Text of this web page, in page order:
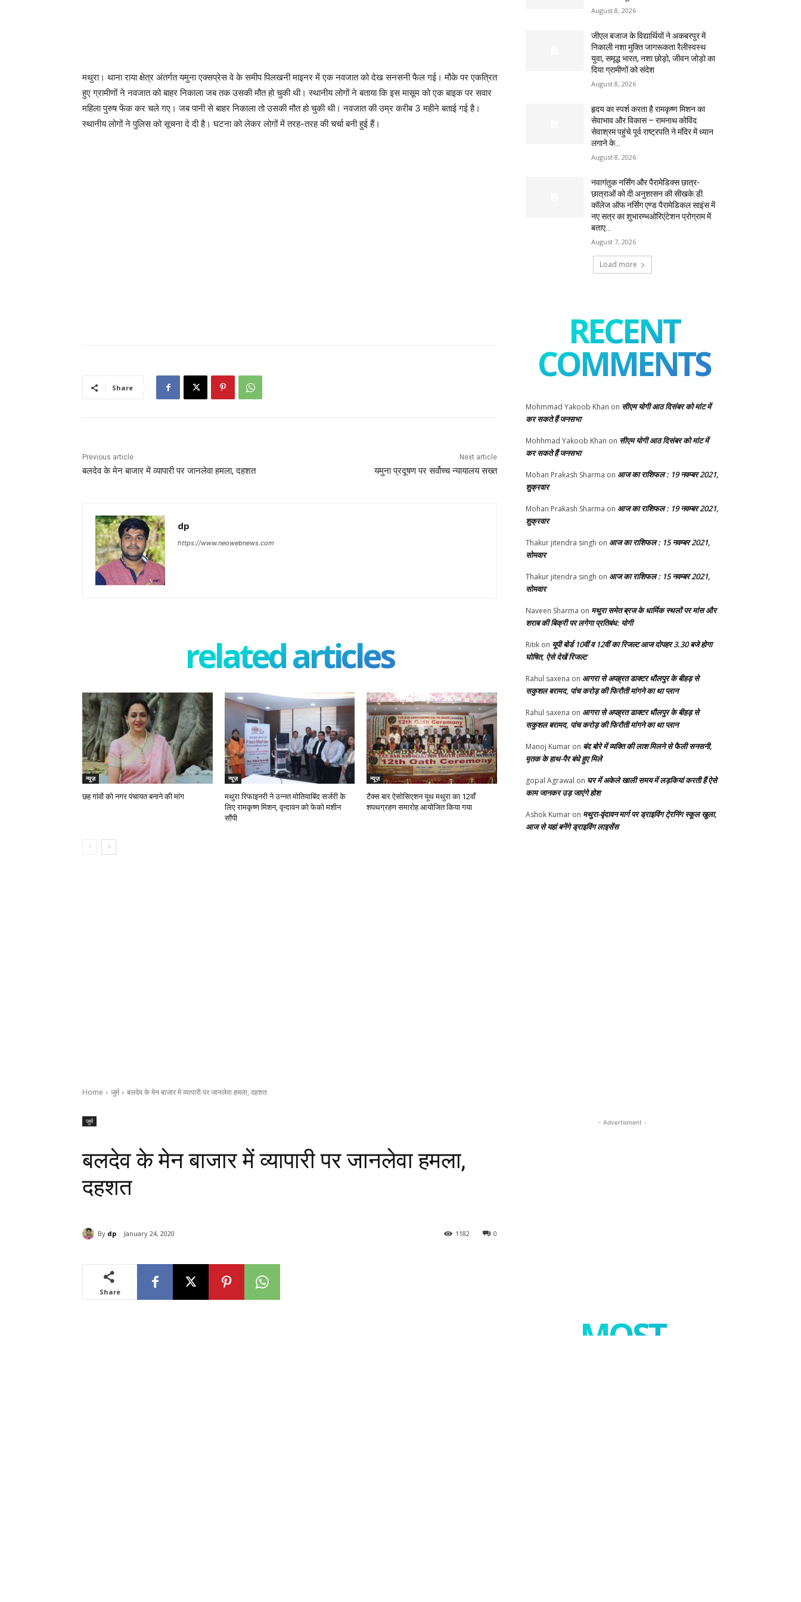
मथुरा। थाना राया क्षेत्र अंतर्गत यमुना एक्सप्रेस वे के समीप पिलखनी माइनर में एक नवजात को देख सनसनी फैल गई। मौके पर एकत्रित
हुए ग्रामीणों ने नवजात को बाहर निकाला जब तक उसकी मौत हो चुकी थी। स्थानीय लोगों ने बताया कि इस मासूम को एक बाइक पर सवार
महिला पुरुष फेंक कर चले गए। जब पानी से बाहर निकाला तो उसकी मौत हो चुकी थी। नवजात की उम्र करीब 3 महीने बताई गई है।
स्थानीय लोगों ने पुलिस को सूचना दे दी है। घटना को लेकर लोगों में तरह-तरह की चर्चा बनी हुई हैं।
Share
Previous article
बलदेव के मेन बाजार में व्यापारी पर जानलेवा हमला, दहशत
Next article
यमुना प्रदूषण पर सर्वोच्च न्यायालय सख्त
dp
https://www.neowebnews.com
related articles
न्यूज़
छह गांवों को नगर पंचायत बनाने की मांग
न्यूज़
मथुरा रिफाइनरी ने उन्नत मोतियाबिंद सर्जरी के
लिए रामकृष्ण मिशन, वृन्दावन को फेको मशीन
सौंपी
न्यूज़
टैक्स बार ऐसोसिएशन यूथ मथुरा का 12वाँ
शपथग्रहण समारोह आयोजित किया गया
August 8, 2026
जीएल बजाज के विद्यार्थियों ने अकबरपुर में
निकाली नशा मुक्ति जागरूकता रैलीस्वस्थ
युवा, समृद्ध भारत, नशा छोड़ो, जीवन जोड़ो का
दिया ग्रामीणों को संदेश
August 8, 2026
हृदय का स्पर्श करता है रामकृष्ण मिशन का
सेवाभाव और विकास – रामनाथ कोविंद
सेवाश्रम पहुंचे पूर्व राष्ट्रपति ने मंदिर में ध्यान
लगाने के...
August 8, 2026
नवागंतुक नर्सिंग और पैरामेडिक्स छात्र-
छात्राओं को दी अनुशासन की सीखके.डी.
कॉलेज ऑफ नर्सिंग एण्ड पैरामेडिकल साइंस में
नए सत्र का शुभारम्भओरिएंटेशन प्रोग्राम में
बताए...
August 7, 2026
Load more
RECENT
COMMENTS
Mohmmad Yakoob Khan on सीएम योगी आठ दिसंबर को मांट में
कर सकते हैं जनसभा
Mohhmad Yakoob Khan on सीएम योगी आठ दिसंबर को मांट में
कर सकते हैं जनसभा
Mohan Prakash Sharma on आज का राशिफल : 19 नवम्बर 2021,
शुक्रवार
Mohan Prakash Sharma on आज का राशिफल : 19 नवम्बर 2021,
शुक्रवार
Thakur jitendra singh on आज का राशिफल : 15 नवम्बर 2021,
सोमवार
Thakur jitendra singh on आज का राशिफल : 15 नवम्बर 2021,
सोमवार
Naveen Sharma on मथुरा समेत ब्रज के धार्मिक स्थलों पर मांस और
शराब की बिक्री पर लगेगा प्रतिबंध: योगी
Ritik on यूपी बोर्ड 10वीं व 12वीं का रिजल्ट आज दोपहर 3.30 बजे होगा
घोषित, ऐसे देखें रिजल्ट
Rahul saxena on आगरा से अपह्रत डाक्टर धौलपुर के बीहड़ से
सकुशल बरामद, पांच करोड़ की फिरौती मांगने का था प्लान
Rahul saxena on आगरा से अपह्रत डाक्टर धौलपुर के बीहड़ से
सकुशल बरामद, पांच करोड़ की फिरौती मांगने का था प्लान
Manoj Kumar on बंद बोरे में व्यक्ति की लाश मिलने से फैली सनसनी,
मृतक के हाथ-पैर बंधे हुए मिले
gopal Agrawal on घर में अकेले खाली समय में लड़कियां करती हैं ऐसे
काम जानकर उड़ जाएंगे होश
Ashok Kumar on मथुरा-वृंदावन मार्ग पर ड्राइविंग टे्रनिंग स्कूल खुला,
आज से यहां बनेंगे ड्राइविंग लाइसेंस